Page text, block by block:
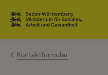
Zum Inhalt springen
Link zur Startseite
Kontaktformular